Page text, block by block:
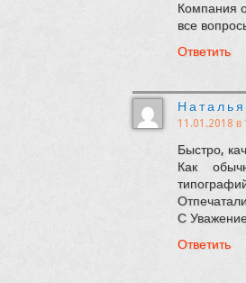
Компания
все
Ответить
11.01.2018 в
Быстро,
Как
С
Ответить